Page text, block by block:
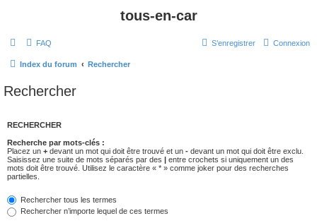
tous-en-car
FAQ Connexion
S’enregistrer
Index du forum Rechercher
Rechercher
RECHERCHER
Recherche par mots-clés :
Placez un + devant un mot qui doit être trouvé et un - devant un mot qui doit être exclu.
Saisissez une suite de mots séparés par des | entre crochets si uniquement un des
mots doit être trouvé. Utilisez le caractère « * » comme joker pour des recherches
partielles.
Rechercher tous les termes
Rechercher n’importe lequel de ces termes